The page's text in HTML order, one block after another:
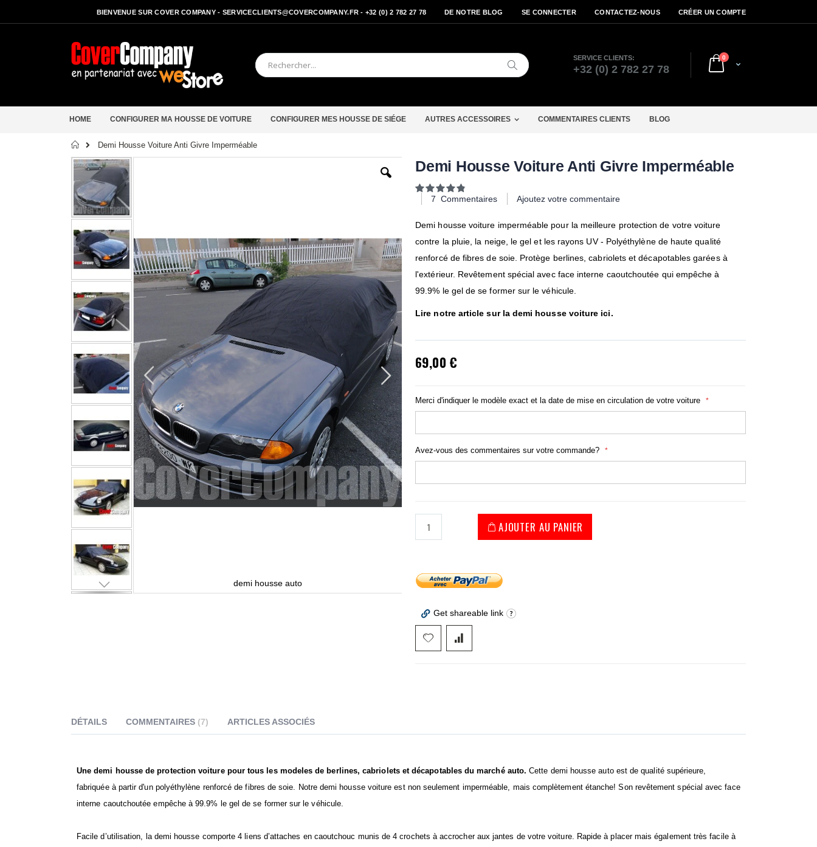
BIENVENUE SUR COVER COMPANY - SERVICECLIENTS@COVERCOMPANY.FR - +32 (0) 2 782 27 78 DE NOTRE BLOG SE CONNECTER CONTACTEZ-NOUS CRÉER UN COMPTE
Cart
0articles
Chercher
SERVICE CLIENTS:
+32 (0) 2 782 27 78
HOME CONFIGURER MA HOUSSE DE VOITURE CONFIGURER MES HOUSSE DE SIÉGE AUTRES ACCESSOIRES COMMENTAIRES CLIENTS BLOG
Accueil
Demi Housse Voiture Anti Givre Imperméable
Passer
à
la
fin
de
la
galerie
d’images
demi housse auto
PasserDemi Housse Voiture Anti Givre Imperméable
Notation:
100
7 Commentaires Ajoutez votre commentaire
Demi housse voiture imperméable pour la meilleure protection de votre voiture
contre la pluie, la neige, le gel et les rayons UV - Polyéthylène de haute qualité
renforcé de fibres de soie. Protège berlines, cabriolets et décapotables garées à
l'extérieur. Revêtement spécial avec face interne caoutchoutée qui empêche à
99.9% le gel de se former sur le véhicule.
Lire notre article sur la demi housse voiture ici.
69,00 €
Merci d'indiquer le modèle exact et la date de mise en circulation de votre voiture
Avez-vous des commentaires sur votre commande?
AJOUTER AU PANIER
Get shareable link
DÉTAILS
Une demi housse de protection voiture pour tous les modeles de berlines, cabriolets et décapotables du marché auto.Cette demi housse auto est de qualité supérieure,
fabriquée à partir d'un polyéthylène renforcé de fibres de soie. Notre demi housse voiture est non seulement imperméable, mais complètement étanche! Son revêtement spécial avec face
interne caoutchoutée empêche à 99.9% le gel de se former sur le véhicule.
Facile d’utilisation, la demi housse comporte 4 liens d’attaches en caoutchouc munis de 4 crochets à accrocher aux jantes de votre voiture. Rapide à placer mais également très facile à
COMMENTAIRES 7 ARTICLES ASSOCIÉS